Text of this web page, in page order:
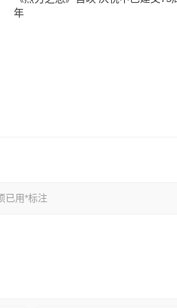
年
已用*标注